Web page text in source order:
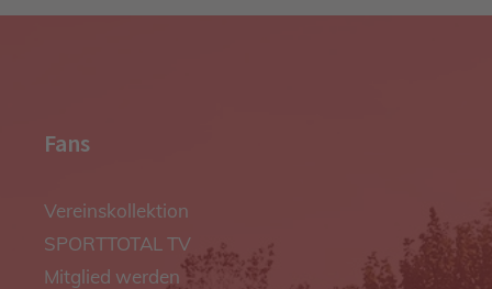
Fans
Vereinskollektion
SPORTTOTAL TV
Mitglied werden